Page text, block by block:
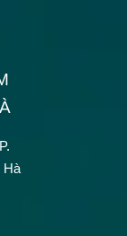
P.
Hà